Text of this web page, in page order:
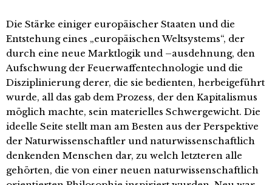
Die Stärke einiger europäischer Staaten und die
Entstehung eines „europäischen Weltsystems“, der
durch eine neue Marktlogik und –ausdehnung, den
Aufschwung der Feuerwaffentechnologie und die
Disziplinierung derer, die sie bedienten, herbeigeführt
wurde, all das gab dem Prozess, der den Kapitalismus
möglich machte, sein materielles Schwergewicht. Die
ideelle Seite stellt man am Besten aus der Perspektive
der Naturwissenschaftler und naturwissenschaftlich
denkenden Menschen dar, zu welch letzteren alle
gehörten, die von einer neuen naturwissenschaftlich